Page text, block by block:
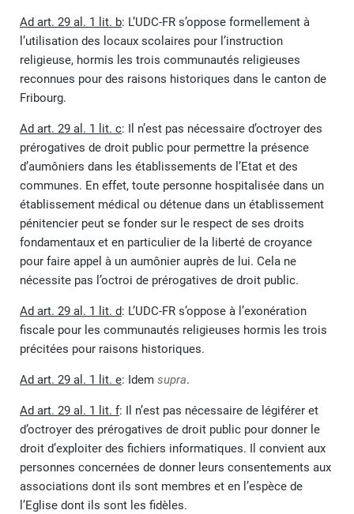
Ad art. 29 al. 1 lit. b: L’UDC-FR s’oppose formellement à
l’utilisation des locaux scolaires pour l’instruction
religieuse, hormis les trois communautés religieuses
reconnues pour des raisons historiques dans le canton de
Fribourg.
Ad art. 29 al. 1 lit. c: Il n’est pas nécessaire d’octroyer des
prérogatives de droit public pour permettre la présence
d’aumôniers dans les établissements de l’Etat et des
communes. En effet, toute personne hospitalisée dans un
établissement médical ou détenue dans un établissement
pénitencier peut se fonder sur le respect de ses droits
fondamentaux et en particulier de la liberté de croyance
pour faire appel à un aumônier auprès de lui. Cela ne
nécessite pas l’octroi de prérogatives de droit public.
Ad art. 29 al. 1 lit. d: L’UDC-FR s’oppose à l’exonération
fiscale pour les communautés religieuses hormis les trois
précitées pour raisons historiques.
Ad art. 29 al. 1 lit. e: Idem supra.
Ad art. 29 al. 1 lit. f: Il n’est pas nécessaire de légiférer et
d’octroyer des prérogatives de droit public pour donner le
droit d’exploiter des fichiers informatiques. Il convient aux
personnes concernées de donner leurs consentements aux
associations dont ils sont membres et en l’espèce de
l’Eglise dont ils sont les fidèles.